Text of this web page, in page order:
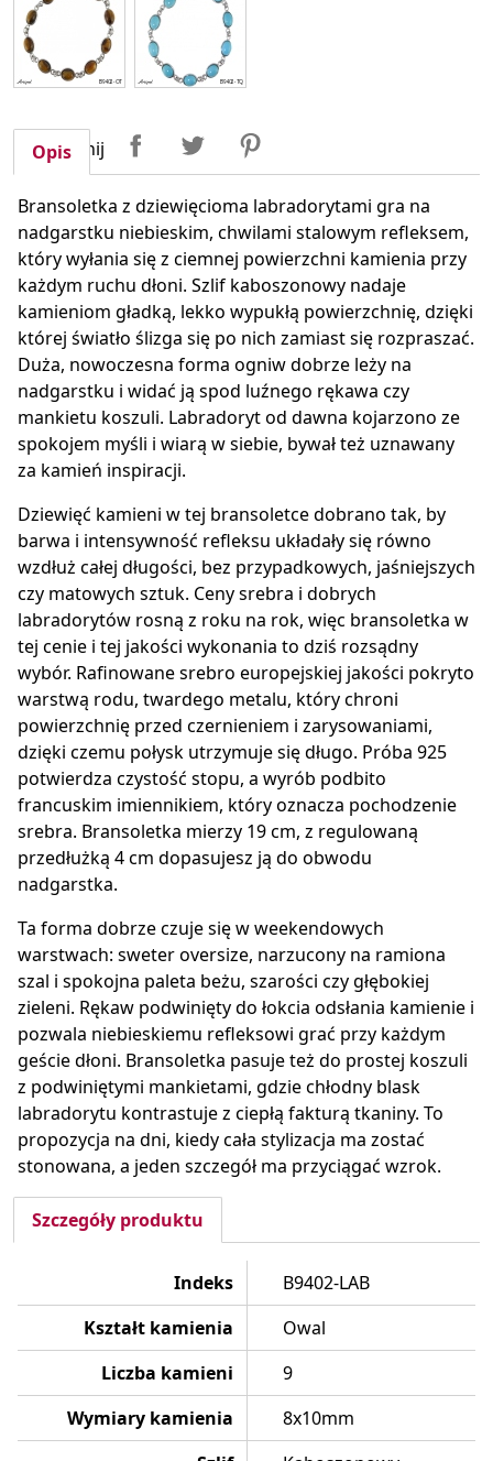
Udostępnij UdostępnijTweetuj
Opis
Bransoletka z dziewięcioma labradorytami gra na
nadgarstku niebieskim, chwilami stalowym refleksem,
który wyłania się z ciemnej powierzchni kamienia przy
każdym ruchu dłoni. Szlif kaboszonowy nadaje
kamieniom gładką, lekko wypukłą powierzchnię, dzięki
której światło ślizga się po nich zamiast się rozpraszać.
Duża, nowoczesna forma ogniw dobrze leży na
nadgarstku i widać ją spod luźnego rękawa czy
mankietu koszuli. Labradoryt od dawna kojarzono ze
spokojem myśli i wiarą w siebie, bywał też uznawany
za kamień inspiracji.
Dziewięć kamieni w tej bransoletce dobrano tak, by
barwa i intensywność refleksu układały się równo
wzdłuż całej długości, bez przypadkowych, jaśniejszych
czy matowych sztuk. Ceny srebra i dobrych
labradorytów rosną z roku na rok, więc bransoletka w
tej cenie i tej jakości wykonania to dziś rozsądny
wybór. Rafinowane srebro europejskiej jakości pokryto
warstwą rodu, twardego metalu, który chroni
powierzchnię przed czernieniem i zarysowaniami,
dzięki czemu połysk utrzymuje się długo. Próba 925
potwierdza czystość stopu, a wyrób podbito
francuskim imiennikiem, który oznacza pochodzenie
srebra. Bransoletka mierzy 19 cm, z regulowaną
przedłużką 4 cm dopasujesz ją do obwodu
nadgarstka.
Ta forma dobrze czuje się w weekendowych
warstwach: sweter oversize, narzucony na ramiona
szal i spokojna paleta beżu, szarości czy głębokiej
zieleni. Rękaw podwinięty do łokcia odsłania kamienie i
pozwala niebieskiemu refleksowi grać przy każdym
geście dłoni. Bransoletka pasuje też do prostej koszuli
z podwiniętymi mankietami, gdzie chłodny blask
labradorytu kontrastuje z ciepłą fakturą tkaniny. To
propozycja na dni, kiedy cała stylizacja ma zostać
stonowana, a jeden szczegół ma przyciągać wzrok.
Szczegóły produktu
Indeks
B9402-LAB
Kształt kamienia
Owal
Liczba kamieni
9
Wymiary kamienia
8x10mm